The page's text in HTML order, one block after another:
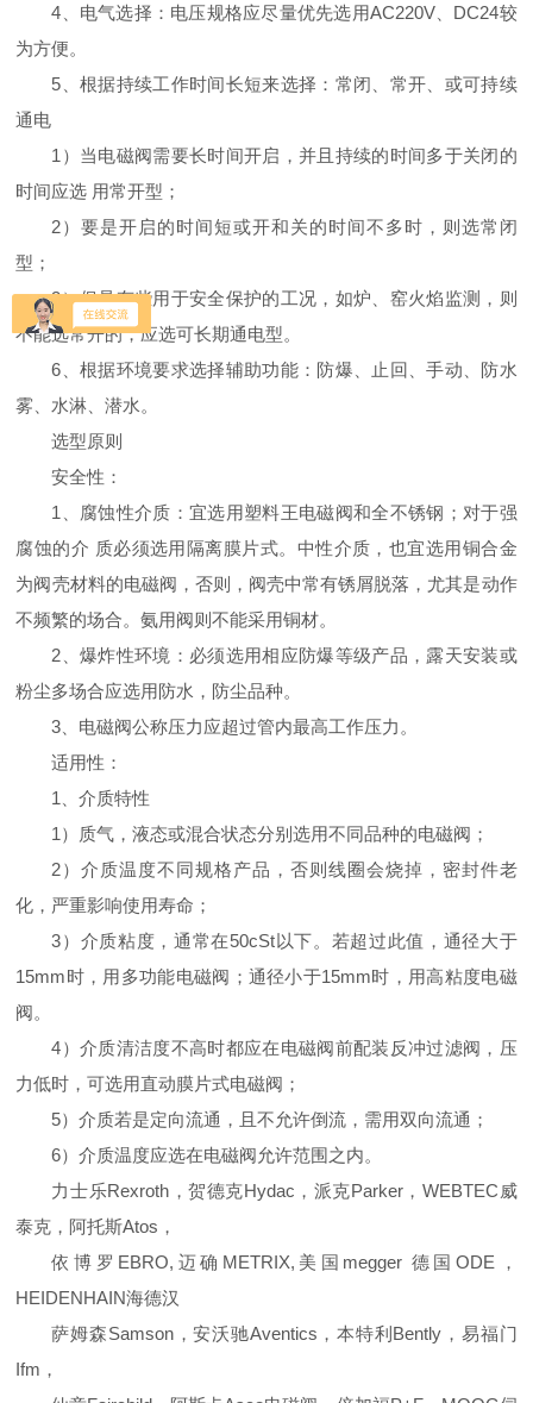
4、电气选择：电压规格应尽量优先选用AC220V、DC24较
为方便。
5、根据持续工作时间长短来选择：常闭、常开、或可持续
通电
1）当电磁阀需要长时间开启，并且持续的时间多于关闭的
时间应选 用常开型；
2）要是开启的时间短或开和关的时间不多时，则选常闭
型；
3）但是有些用于安全保护的工况，如炉、窑火焰监测，则
不能选常开的，应选可长期通电型。
6、根据环境要求选择辅助功能：防爆、止回、手动、防水
雾、水淋、潜水。
选型原则
安全性：
1、腐蚀性介质：宜选用塑料王电磁阀和全不锈钢；对于强
腐蚀的介 质必须选用隔离膜片式。中性介质，也宜选用铜合金
为阀壳材料的电磁阀，否则，阀壳中常有锈屑脱落，尤其是动作
不频繁的场合。氨用阀则不能采用铜材。
2、爆炸性环境：必须选用相应防爆等级产品，露天安装或
粉尘多场合应选用防水，防尘品种。
3、电磁阀公称压力应超过管内最高工作压力。
适用性：
1、介质特性
1）质气，液态或混合状态分别选用不同品种的电磁阀；
2）介质温度不同规格产品，否则线圈会烧掉，密封件老
化，严重影响使用寿命；
3）介质粘度，通常在50cSt以下。若超过此值，通径大于
15mm时，用多功能电磁阀；通径小于15mm时，用高粘度电磁
阀。
4）介质清洁度不高时都应在电磁阀前配装反冲过滤阀，压
力低时，可选用直动膜片式电磁阀；
5）介质若是定向流通，且不允许倒流，需用双向流通；
6）介质温度应选在电磁阀允许范围之内。
力士乐Rexroth，贺德克Hydac，派克Parker，WEBTEC威
泰克，阿托斯Atos，
依博罗EBRO,迈确METRIX,美国megger 德国ODE，
HEIDENHAIN海德汉
萨姆森Samson，安沃驰Aventics，本特利Bently，易福门
Ifm，